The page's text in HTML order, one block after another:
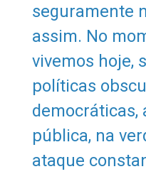
seguramente
assim. No
vivemos hoje,
políticas
democráticas,
pública, na
ataque